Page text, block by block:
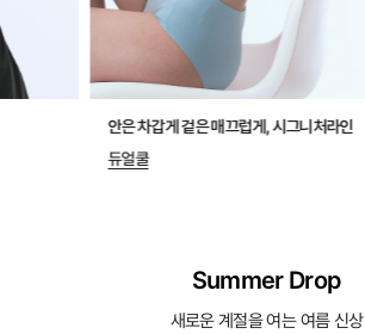
안은 차갑게 겉은 매끄럽게, 시그니처라인
듀얼쿨
Summer Drop
새로운 계절을 여는 여름 신상